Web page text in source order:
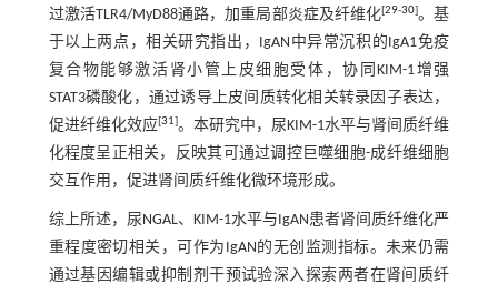
过激活TLR4/MyD88通路，加重局部炎症及纤维化[29-30]。基
于以上两点，相关研究指出，IgAN中异常沉积的IgA1免疫
复合物能够激活肾小管上皮细胞受体，协同KIM-1增强
STAT3磷酸化，通过诱导上皮间质转化相关转录因子表达，
促进纤维化效应[31]。本研究中，尿KIM-1水平与肾间质纤维
化程度呈正相关，反映其可通过调控巨噬细胞-成纤维细胞
交互作用，促进肾间质纤维化微环境形成。
综上所述，尿NGAL、KIM-1水平与IgAN患者肾间质纤维化严
重程度密切相关，可作为IgAN的无创监测指标。未来仍需
通过基因编辑或抑制剂干预试验深入探索两者在肾间质纤